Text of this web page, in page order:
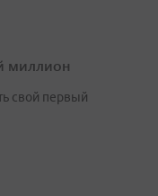
миллион
свой первый